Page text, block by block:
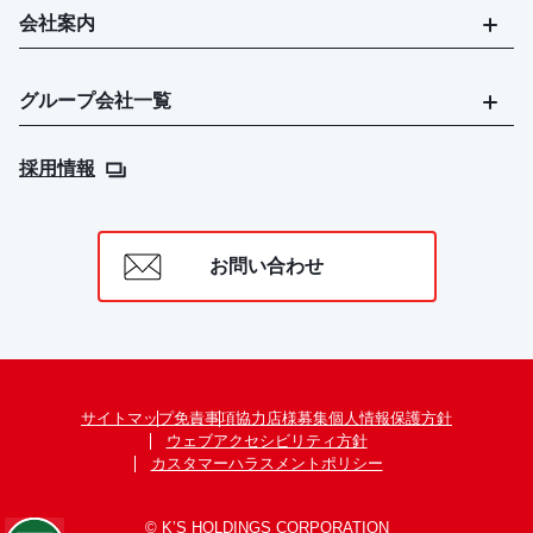
会社案内
グループ会社一覧
採用情報
お問い合わせ
サイトマップ免責事項協力店様募集個人情報保護方針
ウェブアクセシビリティ方針
カスタマーハラスメントポリシー
© K’S HOLDINGS CORPORATION